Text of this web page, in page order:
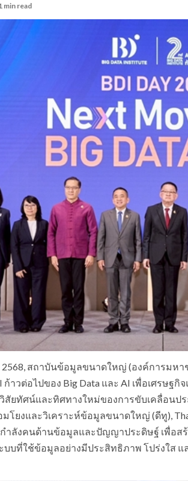
min read
สถาบันข้อมูลขนาดใหญ่ (องค์การมหา
ก้าวต่อไปของ Big Data และ AI เพื่อเศรษ
ยทัศน์และทิศทางใหม่ของการขับเคลื่อนปร
โยงและวิเคราะห์ข้อมูลขนาดใหญ่ (ดีทู),
ำลังคนด้านข้อมูลและปัญญาประดิษฐ์ เพื่อสร้
บที่ใช้ข้อมูลอย่างมีประสิทธิภาพ โปร่งใส แ